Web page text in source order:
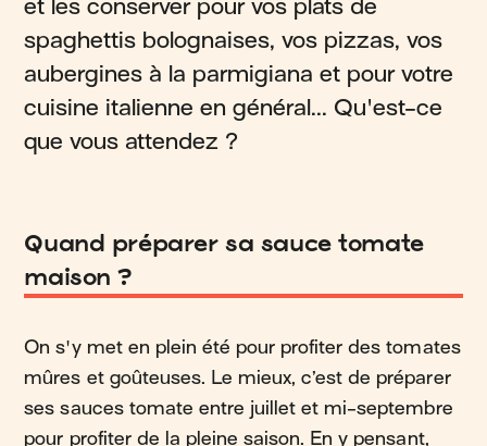
et les conserver pour vos plats de
spaghettis bolognaises, vos pizzas, vos
aubergines à la parmigiana et pour votre
cuisine italienne en général... Qu'est-ce
que vous attendez ?
Quand préparer sa sauce tomate
maison ?
On s'y met en plein été pour profiter des tomates
mûres et goûteuses. Le mieux, c’est de préparer
ses sauces tomate entre juillet et mi-septembre
pour profiter de la pleine saison. En y pensant,